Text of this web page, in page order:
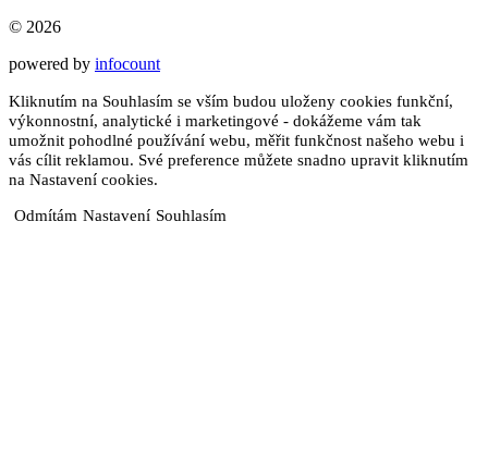
© 2026
powered by infocount
Kliknutím na Souhlasím se vším budou uloženy cookies funkční,
výkonnostní, analytické i marketingové - dokážeme vám tak
umožnit pohodlné používání webu, měřit funkčnost našeho webu i
vás cílit reklamou. Své preference můžete snadno upravit kliknutím
na Nastavení cookies.
Odmítám Nastavení Souhlasím